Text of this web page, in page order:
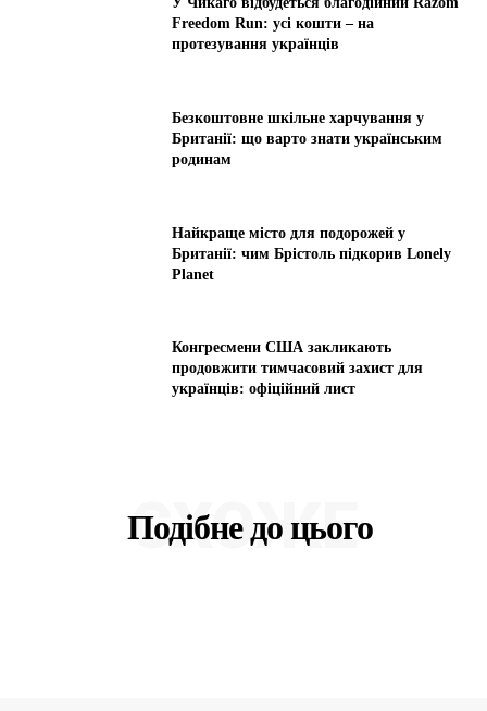
Freedom Run: усі кошти – на
протезування українців
Безкоштовне шкільне харчування у
Британії: що варто знати українським
родинам
Найкраще місто для подорожей у
Британії: чим Брістоль підкорив Lonely
Planet
Конгресмени США закликають
продовжити тимчасовий захист для
українців: офіційний лист
Подібне до цього
СХОЖЕ